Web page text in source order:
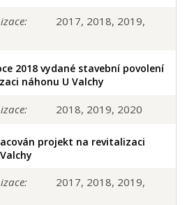
2017, 2018, 2019,
2018 vydané stavební povolení
náhonu U Valchy
2018, 2019, 2020
projekt na revitalizaci
2017, 2018, 2019,